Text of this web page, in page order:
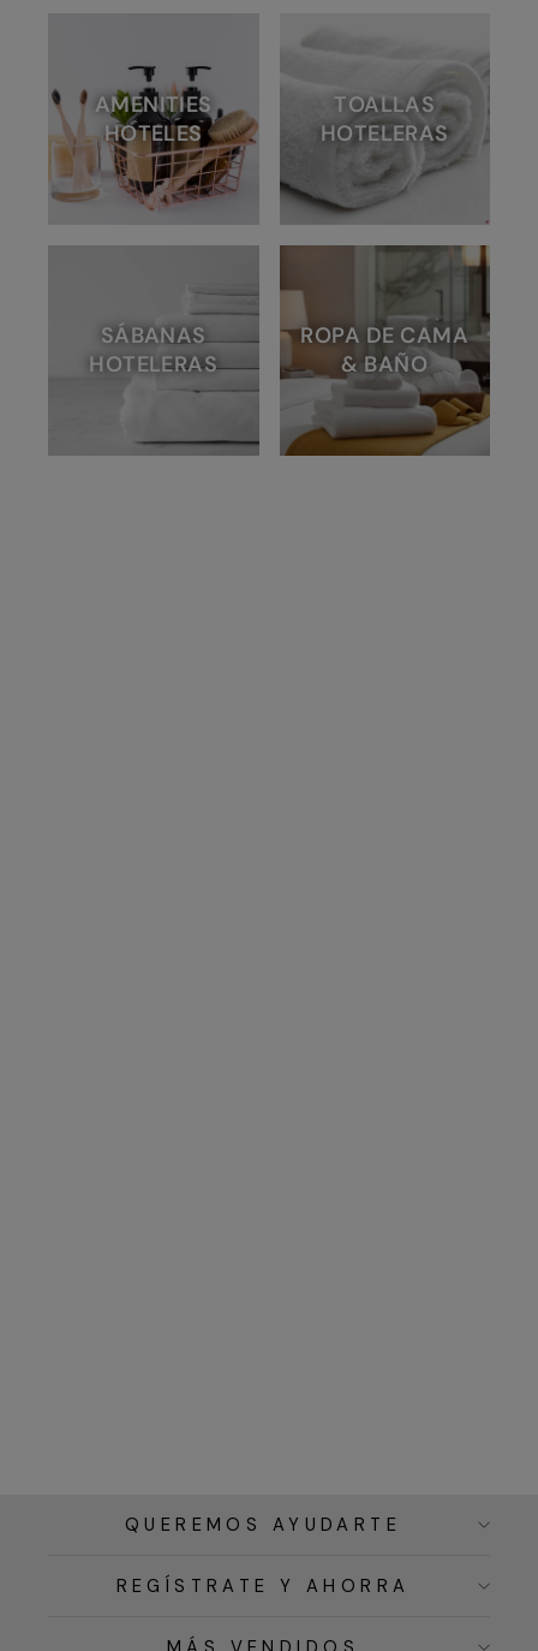
AMENITIES
HOTELES
TOALLAS
HOTELERAS
SÁBANAS
HOTELERAS
ROPA DE CAMA
& BAÑO
QUEREMOS AYUDARTE
REGÍSTRATE Y AHORRA